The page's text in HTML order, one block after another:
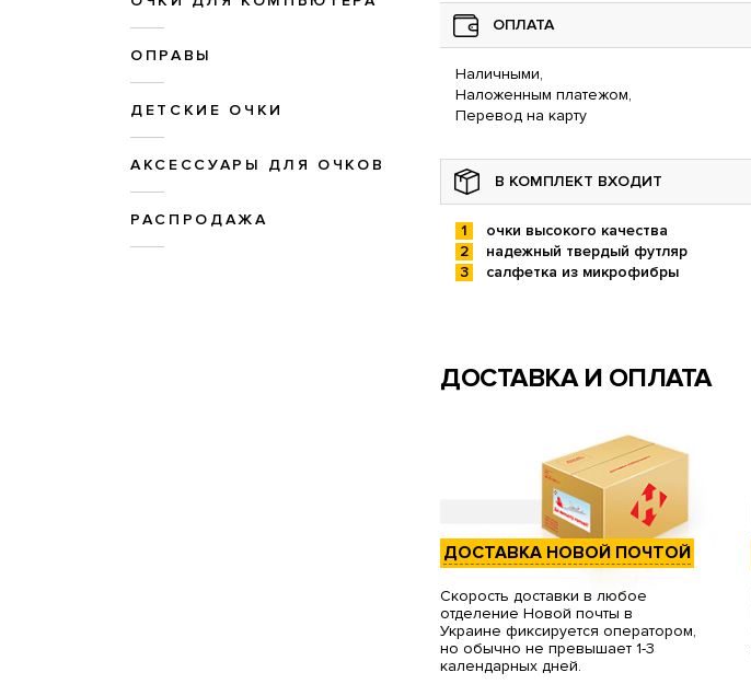
ОПРАВЫ
ДЕТСКИЕ ОЧКИ
АКСЕССУАРЫ ДЛЯ ОЧКОВ
РАСПРОДАЖА
ОПЛАТА
Наличными,
Наложенным платежом,
Перевод на карту
В КОМПЛЕКТ ВХОДИТ
очки высокого качества
надежный твердый футляр
салфетка из микрофибры
ДОСТАВКА И ОПЛАТА
ДОСТАВКА НОВОЙ ПОЧТОЙ
Скорость доставки в любое
отделение Новой почты в
Украине фиксируется оператором,
но обычно не превышает 1-3
календарных дней.